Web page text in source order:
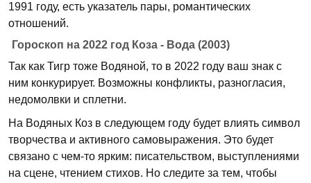
1991 году, есть указатель пары, романтических
отношений.
Гороскоп на 2022 год Коза - Вода (2003)
Так как Тигр тоже Водяной, то в 2022 году ваш знак с
ним конкурирует. Возможны конфликты, разногласия,
недомолвки и сплетни.
На Водяных Коз в следующем году будет влиять символ
творчества и активного самовыражения. Это будет
связано с чем-то ярким: писательством, выступлениями
на сцене, чтением стихов. Но следите за тем, чтобы